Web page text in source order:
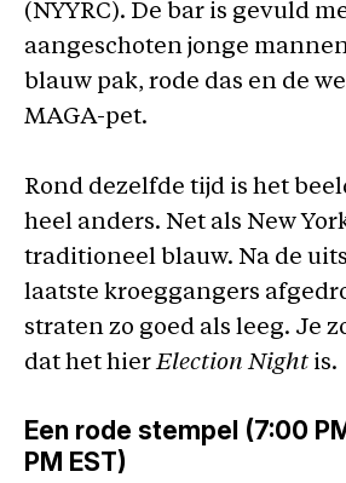
(NYYRC). De bar is gevuld
aangeschoten jonge
blauw pak, rode das en de
MAGA-pet.
Rond dezelfde tijd is het
heel anders. Net als New
traditioneel blauw. Na de
laatste kroeggangers
straten zo goed als leeg. Je
dat het hierElection Night is.
Een rode stempel (7:00
PM EST)